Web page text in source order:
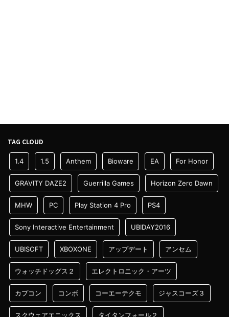
TAG CLOUD
1.4 1.5 Anthem Bioware EA For Honor
GRAVITY DAZE2 Guerrilla Games Horizon Zero Dawn
MHW PC Play Station 4 Pro PS4
Sony Interactive Entertainment UBIDAY2016
UBISOFT XBOXONE アップデート アンセム
ウォッチドッグス２ エレクトロニック・アーツ
カプコン コンボ コーエーテクモ ジャスコーズ３
スクウェアエニックス タイタンフォール２